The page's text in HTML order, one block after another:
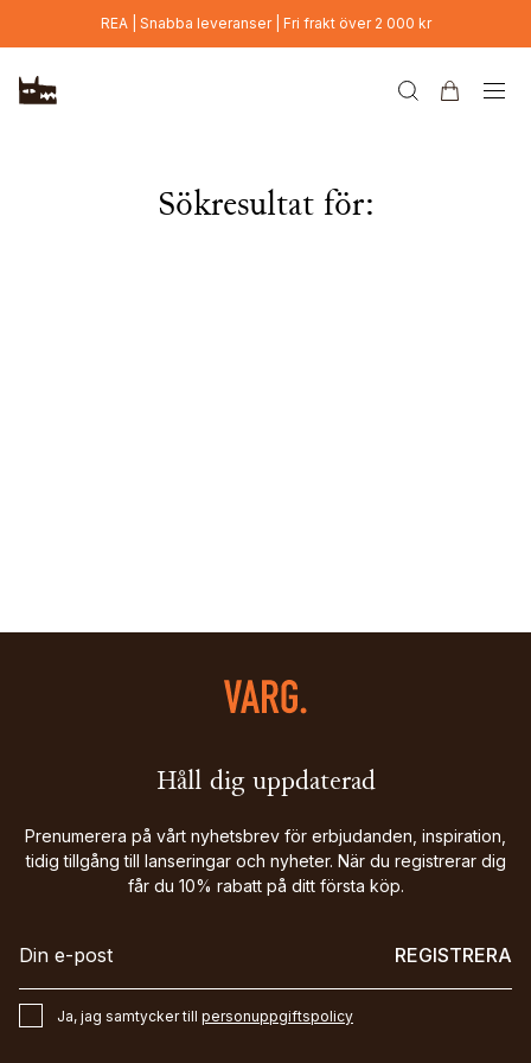
Hoppa till huvudinnehållREA | Snabba leveranser | Fri frakt över 2 000 kr
Sökresultat för:
Håll dig uppdaterad
Prenumerera på vårt nyhetsbrev för erbjudanden, inspiration,
tidig tillgång till lanseringar och nyheter. När du registrerar dig
får du 10% rabatt på ditt första köp.
REGISTRERA
Ja, jag samtycker till personuppgiftspolicy